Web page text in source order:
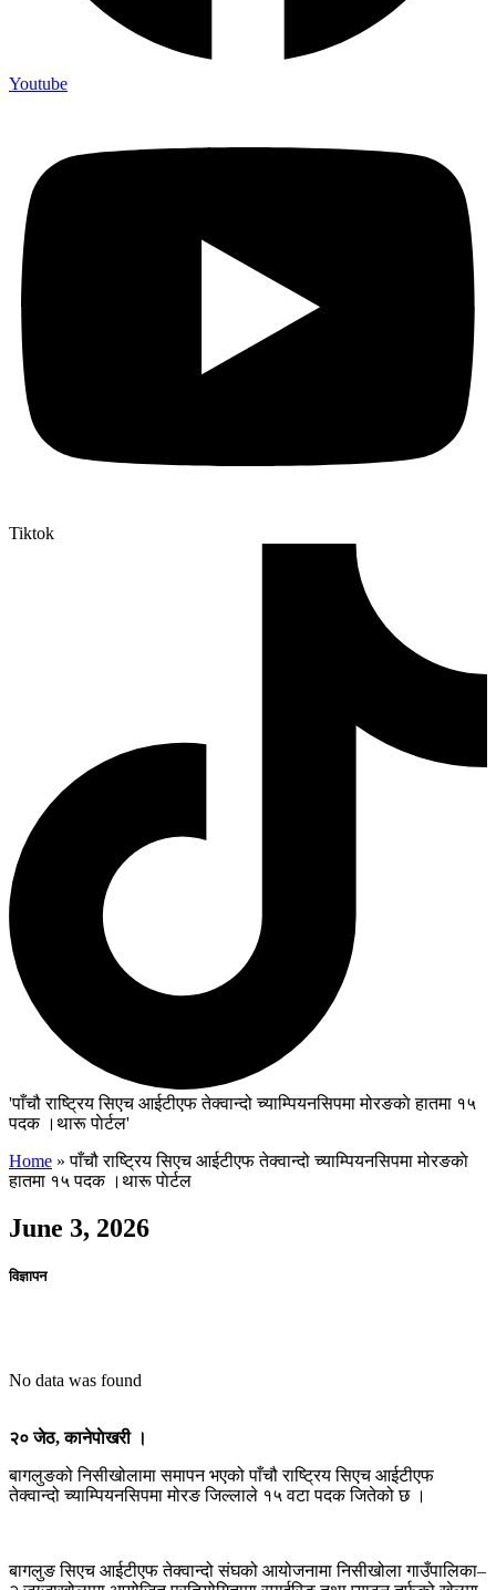
Youtube
Tiktok
'पाँचौ राष्ट्रिय सिएच आईटीएफ तेक्वान्दो च्याम्पियनसिपमा मोरङकाे हातमा १५
पदक ।थारू पाेर्टल'
Home »पाँचौ राष्ट्रिय सिएच आईटीएफ तेक्वान्दो च्याम्पियनसिपमा मोरङकाे
हातमा १५ पदक ।थारू पाेर्टल
June 3, 2026
विज्ञापन
No data was found
२० जेठ, कानेपाेखरी ।
बागलुङको निसीखोलामा समापन भएको पाँचौ राष्ट्रिय सिएच आईटीएफ
तेक्वान्दो च्याम्पियनसिपमा मोरङ जिल्लाले १५ वटा पदक जितेको छ ।
बागलुङ सिएच आईटीएफ तेक्वान्दो संघको आयोजनामा निसीखोला गाउँपालिका–